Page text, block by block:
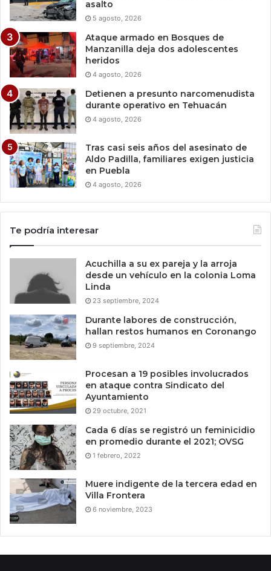
asalto
5 agosto, 2026
Ataque armado en Bosques de
Manzanilla deja dos adolescentes
heridos
4 agosto, 2026
Detienen a presunto narcomenudista
durante operativo en Tehuacán
4 agosto, 2026
Tras casi seis años del asesinato de
Aldo Padilla, familiares exigen justicia
en Puebla
4 agosto, 2026
Te podría interesar
Acuchilla a su ex pareja y la arroja
desde un vehículo en la colonia Loma
Linda
23 septiembre, 2024
Durante labores de construcción,
hallan restos humanos en Coronango
9 septiembre, 2024
Procesan a 19 posibles involucrados
en ataque contra Sindicato del
Ayuntamiento
29 octubre, 2021
Cada 6 días se registró un feminicidio
en promedio durante el 2021; OVSG
1 febrero, 2022
Muere indigente de la tercera edad en
Villa Frontera
6 noviembre, 2023